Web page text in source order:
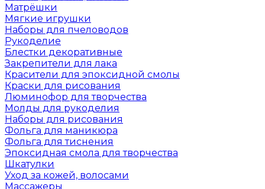
Матрёшки
Мягкие игрушки
Наборы для пчеловодов
Рукоделие
Блестки декоративные
Закрепители для лака
Красители для эпоксидной смолы
Краски для рисования
Люминофор для творчества
Молды для рукоделия
Наборы для рисования
Фольга для маникюра
Фольга для тиснения
Эпоксидная смола для творчества
Шкатулки
Уход за кожей, волосами
Массажеры